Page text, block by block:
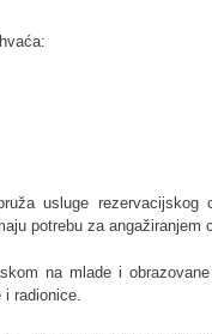
usluge rezervacijskog
potrebu za angažiranjem
na mlade i
radionice.